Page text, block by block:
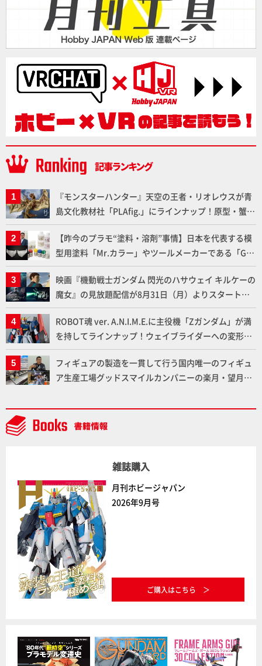
『モンスターハンター』天空の王者・リオレウスが青
島文化教材社「PLAfig.」にラインナップ！原型・蟹蟲
修造氏の彩色作例で超ハイディテールかつ躍動感に満
ちた造形をチェック
【昨今のプラモ“塗料・溶剤”事情】日本を代表する模
型用塗料「Mr.カラー」やツールメーカーである「GSI
クレオス」が語るラッカー塗料の未来とは？
映画『機動戦士ガンダム 閃光のハサウェイ キルケーの
魔女』の見放題配信が8月31日（月）よりスタート！
Prime Videoで国内独占配信
ROBOT魂 ver. A.N.I.M.E.に主役機「Zガンダム」が満
を持してラインナップ！ウェイブライダーへの変形、
劇中どおりのプロポーションを再現【機動戦士Zガン
ダム】
フィギュアの製造を一貫して行う国内唯一のフィギュ
ア生産工場グッドスマイルカンパニーの楽月・望月工
AAAヴンダー』の続報も！
雑誌購入
月刊ホビージャパン
2026年9月号
ご購入はこちら